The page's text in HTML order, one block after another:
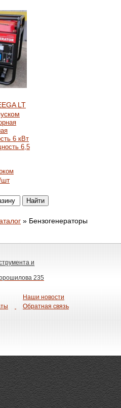
LT
6 кВт
6,5
» Бензогенераторы
и
235
Наши новости
Обратная связь